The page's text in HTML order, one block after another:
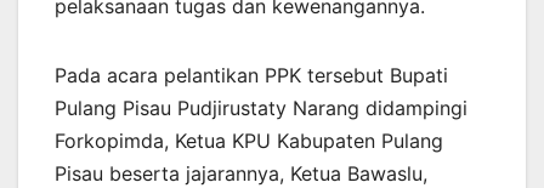
pelaksanaan tugas dan kewenangannya.
Pada acara pelantikan PPK tersebut Bupati
Pulang Pisau Pudjirustaty Narang didampingi
Forkopimda, Ketua KPU Kabupaten Pulang
Pisau beserta jajarannya, Ketua Bawaslu,